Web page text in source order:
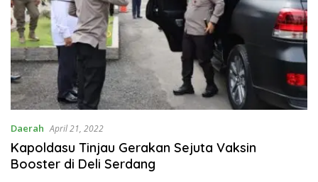
Daerah April 21, 2022
Kapoldasu Tinjau Gerakan Sejuta Vaksin
Booster di Deli Serdang